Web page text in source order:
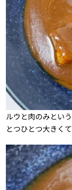
ルウと肉のみとい
とつひとつ大きく